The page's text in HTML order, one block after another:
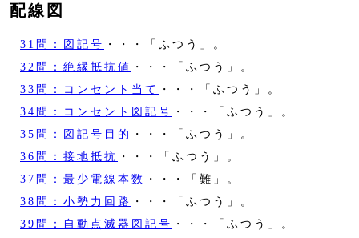
配線図
31問：図記号 ・・・「ふつう」。
32問：絶縁抵抗値
・・・「ふつう」。
33問：コンセント当て
・・・「ふつう」。
34問：コンセント図記号 ・・・「ふつう」。
35問：図記号目的
・・・「ふつう」。
36問：接地抵抗 ・・・「ふつう」。
37問：最少電線本数
・・・「難」。
38問：小勢力回路
・・・「ふつう」。
39問：自動点滅器図記号 ・・・「ふつう」。